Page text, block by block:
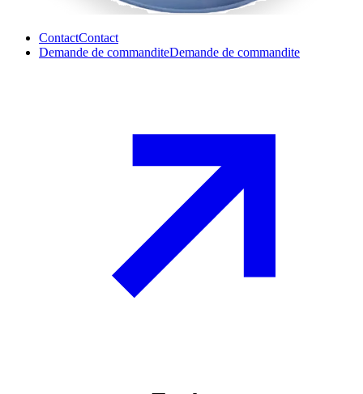
ContactContact
Demande de commanditeDemande de commandite